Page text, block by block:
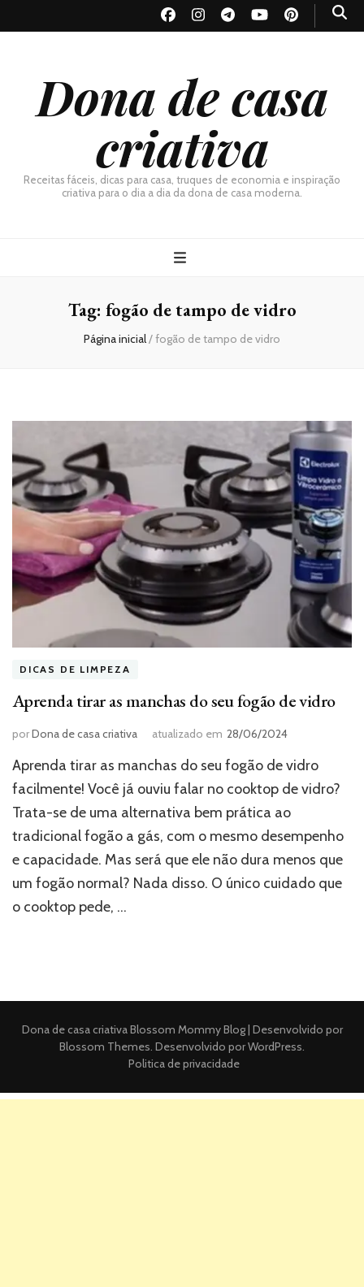
Dona de casa
criativa
Receitas fáceis, dicas para casa, truques de economia e inspiração
criativa para o dia a dia da dona de casa moderna.
Tag: fogão de tampo de vidro
Página inicial/fogão de tampo de vidro
DICAS DE LIMPEZA
Aprenda tirar as manchas do seu fogão de vidro
porDona de casa criativa atualizado em 28/06/2024
Aprenda tirar as manchas do seu fogão de vidro
facilmente! Você já ouviu falar no cooktop de vidro?
Trata-se de uma alternativa bem prática ao
tradicional fogão a gás, com o mesmo desempenho
e capacidade. Mas será que ele não dura menos que
um fogão normal? Nada disso. O único cuidado que
o cooktop pede, …
Dona de casa criativaBlossom Mommy Blog | Desenvolvido por
Blossom Themes. Desenvolvido porWordPress.
Politica de privacidade